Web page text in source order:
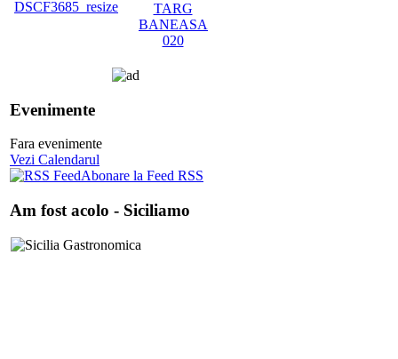
Evenimente
Fara evenimente
Vezi Calendarul
Abonare la Feed RSS
Am fost acolo - Siciliamo